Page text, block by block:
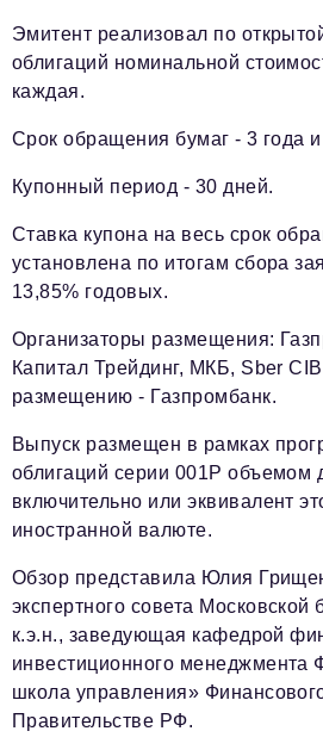
Эмитент реализовал по
облигаций номинальной
каждая.
Срок обращения бумаг - 3 года
Купонный период - 30 дней.
Ставка купона на весь срок
установлена по итогам сбора
13,85% годовых.
Организаторы размещения:
Капитал Трейдинг, МКБ, Sber
размещению - Газпромбанк.
Выпуск размещен в рамках
облигаций серии 001P объемом
включительно или эквивалент
иностранной валюте.
Обзор представила Юлия
экспертного совета Московской
к.э.н., заведующая кафедрой
инвестиционного менеджмента
школа управления»
Правительстве РФ.